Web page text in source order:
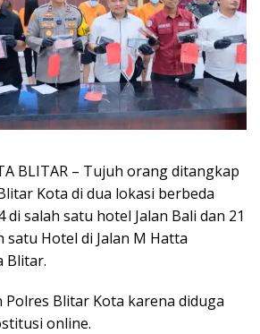
BLITAR – Tujuh orang ditangkap
Kota di dua lokasi berbeda
di salah satu hotel Jalan Bali dan 21
satu Hotel di Jalan M Hatta
Blitar.
Polres Blitar Kota karena diduga
online.